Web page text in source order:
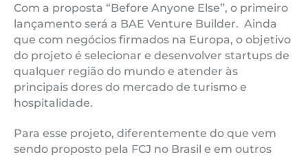
Com a proposta “Before Anyone Else”, o primeiro
lançamento será a BAE Venture Builder. Ainda
que com negócios firmados na Europa, o objetivo
do projeto é selecionar e desenvolver startups de
qualquer região do mundo e atender às
principais dores do mercado de turismo e
hospitalidade.
Para esse projeto, diferentemente do que vem
sendo proposto pela FCJ no Brasil e em outros